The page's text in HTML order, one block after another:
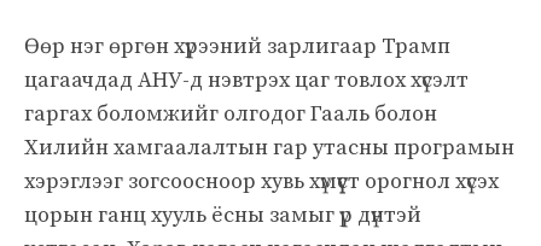
Өөр нэг өргөн хүрээний зарлигаар Трамп
цагаачдад АНУ-д нэвтрэх цаг товлох хүсэлт
гаргах боломжийг олгодог Гааль болон
Хилийн хамгаалалтын гар утасны програмын
хэрэглээг зогсоосноор хувь хүмүүст орогнол хүсэх
цорын ганц хууль ёсны замыг үр дүнтэй